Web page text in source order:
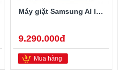
Máy giặt Samsung AI Inverter 9 kg WW90TP44DSB/SV lồng ngang
9.290.000đ
Mua hàng